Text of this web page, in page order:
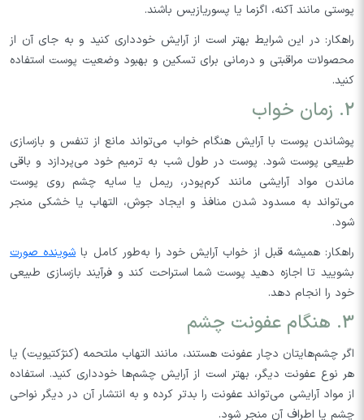
پوستی مانند آکنه، اگزما یا پسوریازیس باشند.
راهکار: در این شرایط بهتر است از آرایش خودداری کنید و به جای آن از
محصولات مراقبتی و درمانی برای تسکین و بهبود وضعیت پوست استفاده
کنید.
2. زمان خواب
پوشاندن پوست با آرایش هنگام خواب می‌تواند مانع از تنفس و بازسازی
طبیعی پوست شود. پوست در طول شب به ترمیم خود می‌پردازد و باقی
ماندن مواد آرایشی مانند کرم‌پودر، ریمل یا سایه چشم روی پوست
می‌تواند به مسدود شدن منافذ و ایجاد جوش، التهاب یا خشکی منجر
شود.
راهکار: همیشه قبل از خواب آرایش خود را به‌طور کامل باشوینده صورت
بشویید تا اجازه دهید پوست شما استراحت کند و فرآیند بازسازی طبیعی
خود را انجام دهد.
3. هنگام عفونت چشم
اگر چشم‌هایتان دچار عفونت هستند، مانند التهاب ملتحمه (کنژکتیویت) یا
هر نوع عفونت دیگر، بهتر است از آرایش چشم‌ها خودداری کنید. استفاده
از مواد آرایشی می‌تواند عفونت را بدتر کرده و به انتشار آن در دیگر نواحی
چشم یا اطراف آن منجر شود.